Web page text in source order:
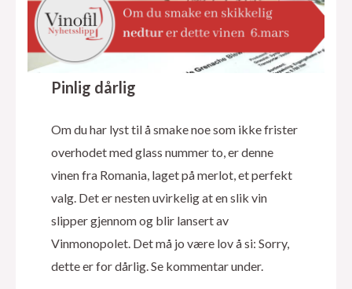
Pinlig dårlig
Om du har lyst til å smake noe som ikke frister
overhodet med glass nummer to, er denne
vinen fra Romania, laget på merlot, et perfekt
valg. Det er nesten uvirkelig at en slik vin
slipper gjennom og blir lansert av
Vinmonopolet. Det må jo være lov å si: Sorry,
dette er for dårlig. Se kommentar under.